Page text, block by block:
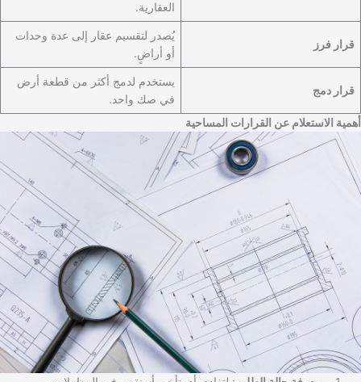
العقارية.
قرار فرز
يُصدر لتقسيم عقار إلى عدة وحدات
أو أراضٍ.
قرار دمج
يستخدم لدمج أكثر من قطعة أرض
في صك واحد.
أهمية الاستعلام عن القرارات المساحية